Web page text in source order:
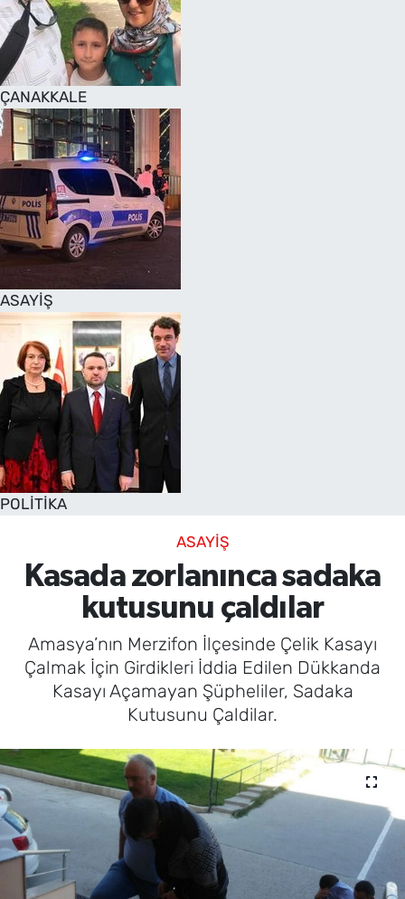
ÇANAKKALE
ASAYİŞ
POLİTİKA
ASAYİŞ
Kasada zorlanınca sadaka
kutusunu çaldılar
Amasya’nın Merzifon İlçesinde Çelik Kasayı
Çalmak İçin Girdikleri İddia Edilen Dükkanda
Kasayı Açamayan Şüpheliler, Sadaka
Kutusunu Çaldilar.
SAĞLIK
TV REHBERİ